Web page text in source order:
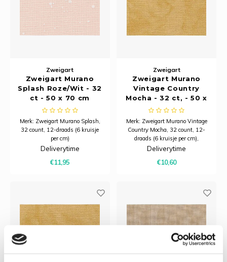
Zweigart
Zweigart Murano
Splash Roze/Wit - 32
ct - 50 x 70 cm
Merk: Zweigart Murano Splash,
32 count, 12-draads (6 kruisje
per cm)
Lapje van 50 x 70 cm.
modal
Deliverytime
€11,95
Zweigart
Zweigart Murano
Vintage Country
Mocha - 32 ct, - 50 x
70 cm
Merk: Zweigart Murano Vintage
Country Mocha, 32 count, 12-
draads (6 kruisje per cm),
evenweave
Samenstelling: 52% katoen, 48%
Deliverytime
€10,60